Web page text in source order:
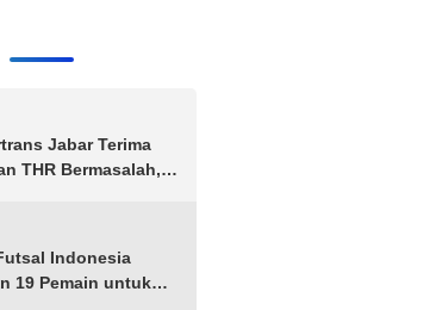
Jabar Terima
THR Bermasalah,
Indonesia
19 Pemain untuk